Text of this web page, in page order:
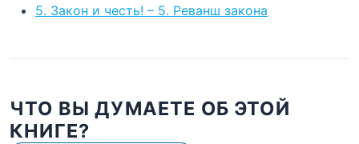
5. Закон и честь! – 5. Реванш закона
ЧТО ВЫ ДУМАЕТЕ ОБ ЭТОЙ
КНИГЕ?